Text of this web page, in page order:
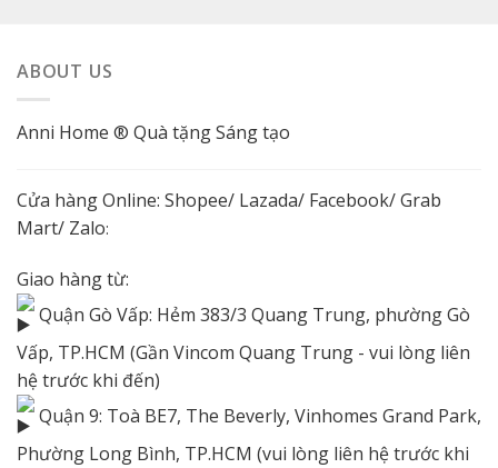
ABOUT US
Anni Home ® Quà tặng Sáng tạo
Cửa hàng Online: Shopee/ Lazada/ Facebook/ Grab
Mart/ Zalo:
Giao hàng từ:
Quận Gò Vấp: Hẻm 383/3 Quang Trung, phường Gò
Vấp, TP.HCM (Gần Vincom Quang Trung - vui lòng liên
hệ trước khi đến)
Quận 9: Toà BE7, The Beverly, Vinhomes Grand Park,
Phường Long Bình, TP.HCM (vui lòng liên hệ trước khi